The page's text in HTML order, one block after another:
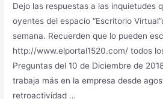
Dejo las respuestas a las inquietudes
oyentes del espacio “Escritorio
semana. Recuerden que lo pueden
http://www.elportal1520.com/ todos
Preguntas del 10 de Diciembre de
trabaja más en la empresa desde
retroactividad …